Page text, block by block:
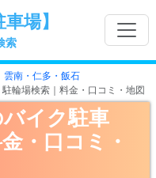
場】
索
雲南・仁多・飯石
輪場検索｜料金・口コミ・地図
イク駐車
・口コミ・